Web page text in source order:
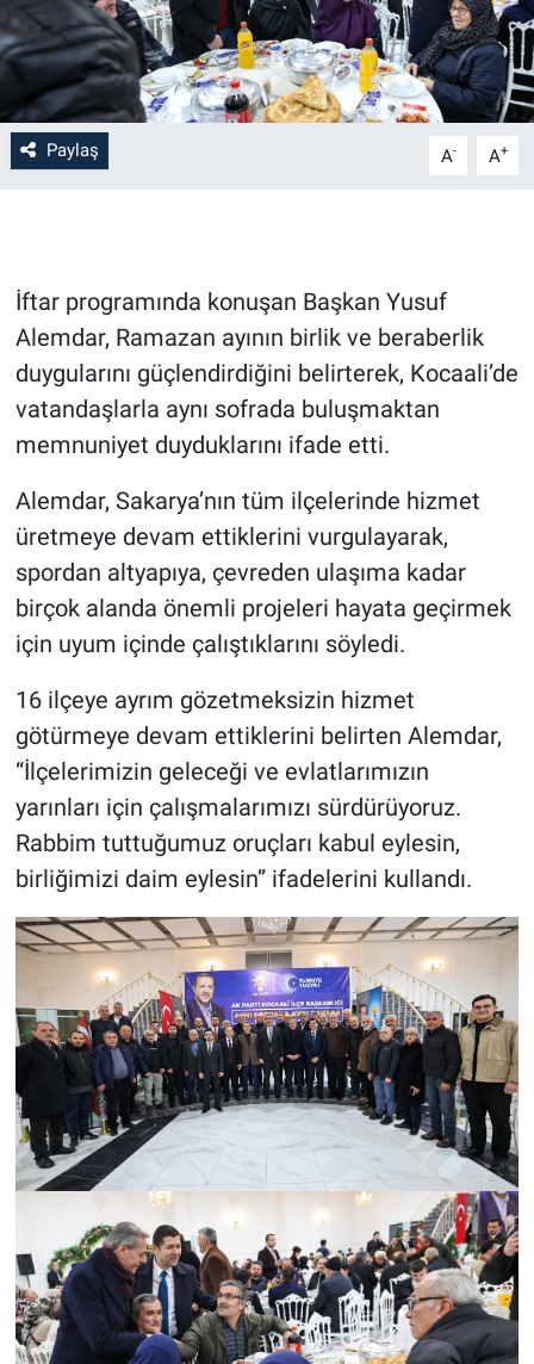
Paylaş A- A+
İftar programında konuşan Başkan Yusuf
Alemdar, Ramazan ayının birlik ve beraberlik
duygularını güçlendirdiğini belirterek, Kocaali’de
vatandaşlarla aynı sofrada buluşmaktan
memnuniyet duyduklarını ifade etti.
Alemdar, Sakarya’nın tüm ilçelerinde hizmet
üretmeye devam ettiklerini vurgulayarak,
spordan altyapıya, çevreden ulaşıma kadar
birçok alanda önemli projeleri hayata geçirmek
için uyum içinde çalıştıklarını söyledi.
16 ilçeye ayrım gözetmeksizin hizmet
götürmeye devam ettiklerini belirten Alemdar,
“İlçelerimizin geleceği ve evlatlarımızın
yarınları için çalışmalarımızı sürdürüyoruz.
Rabbim tuttuğumuz oruçları kabul eylesin,
birliğimizi daim eylesin” ifadelerini kullandı.